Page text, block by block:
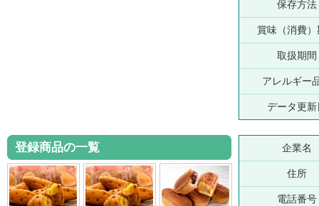
保存方法
賞味（消費）
取扱期間
アレルギー
データ更新
登録商品の一覧 企業名
住所
電話番号